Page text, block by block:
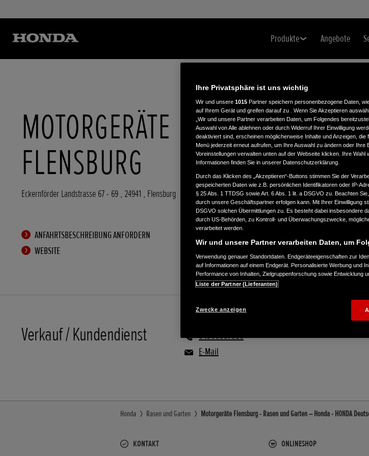
Produkte Angebote
MOTORGERÄTE
FLENSBURG
Eckernförder Landstrasse 67 - 69 , 24941 , Flensburg
ANFAHRTSBESCHREIBUNG ANFORDERN
WEBSITE
Verkauf / Kundendienst
0461/9957980
E-Mail
Honda Rasen und Garten Motorgeräte Flensburg - Rasen und Garten – Honda - HONDA
KONTAKT ONLINESHOP
Ihre Privatsphäre ist uns wichtig
Wir und unsere 1015 Partner speichern personenbezogene Daten,
auf Ihrem Gerät und greifen darauf zu . Wenn Sie Akzeptieren
„Wir und unsere Partner verarbeiten Daten, um Folgendes
Auswahl von Alle ablehnen oder durch Widerruf Ihrer Einwilligung
deaktiviert sind, erscheinen möglicherweise Inhalte und Anzeigen,
Menü jederzeit erneut aufrufen, um Ihre Auswahl zu ändern oder Ihre
Voreinstellungen verwalten unten auf der Webseite klicken. Ihre
Informationen finden Sie in unserer Datenschutzerklärung.
Durch das Klicken des „Akzeptieren“-Buttons stimmen Sie der
gespeicherten Daten wie z.B. persönlichen Identifikatoren oder IP-
§ 25 Abs. 1 TTDSG sowie Art. 6 Abs. 1 lit. a DSGVO zu. Beachten
durch unsere Geschäftspartner erfolgen kann. Mit Ihrer Einwilligung
DSGVO solchen Übermittlungen zu. Es besteht dabei insbesondere
durch US-Behörden, zu Kontroll- und Überwachungszwecke,
verarbeitet werden.
Wir und unsere Partner verarbeiten Daten, um
Verwendung genauer Standortdaten. Endgeräteeigenschaften zur
auf Informationen auf einem Endgerät. Personalisierte Werbung und
Performance von Inhalten, Zielgruppenforschung sowie Entwicklung
Liste der Partner (Lieferanten)
Zwecke anzeigen